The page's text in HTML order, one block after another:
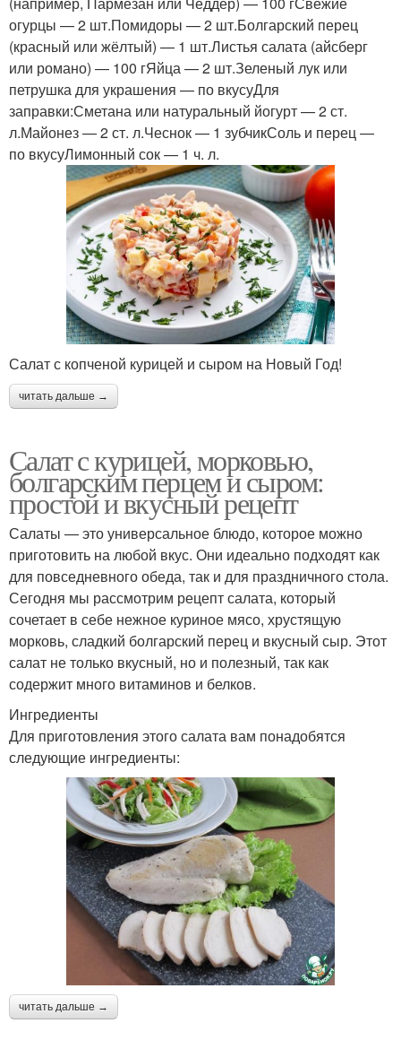
огурцы — 2 шт.Помидоры — 2 шт.Болгарский перец
(красный или жёлтый) — 1 шт.Листья салата (айсберг
или романо) — 100 гЯйца — 2 шт.Зеленый лук или
петрушка для украшения — по вкусуДля
заправки:Сметана или натуральный йогурт — 2 ст.
л.Майонез — 2 ст. л.Чеснок — 1 зубчикСоль и перец —
по вкусуЛимонный сок — 1 ч. л.
Салат с копченой курицей и сыром на Новый Год!
читать дальше →
Салат с курицей, морковью,
болгарским перцем и сыром:
простой и вкусный рецепт
Салаты — это универсальное блюдо, которое можно
приготовить на любой вкус. Они идеально подходят как
для повседневного обеда, так и для праздничного стола.
Сегодня мы рассмотрим рецепт салата, который
сочетает в себе нежное куриное мясо, хрустящую
морковь, сладкий болгарский перец и вкусный сыр. Этот
салат не только вкусный, но и полезный, так как
содержит много витаминов и белков.
Ингредиенты
Для приготовления этого салата вам понадобятся
следующие ингредиенты:
читать дальше →